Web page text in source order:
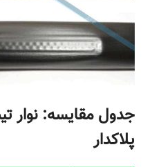
جدول مقایسه: نوار
پلاکدار